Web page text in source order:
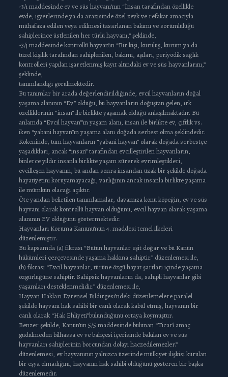
-3/ı maddesinde ev ve süs hayvanı’nın “İnsan tarafından özellikle
evde, işyerlerinde ya da arazisinde özel zevk ve refakat amacıyla
muhafaza edilen veya edilmesi tasarlanan bakımı ve sorumluluğu
sahiplerince üstlenilen her türlü hayvanı,” şeklinde,
-3/j maddesinde kontrollü hayvan’ın “Bir kişi, kuruluş, kurum ya da
tüzel kişilik tarafından sahiplenilen, bakımı, aşıları, periyodik sağlık
kontrolleri yapılan işaretlenmiş kayıt altındaki ev ve süs hayvanlarını,”
şeklinde,
tanımlandığı görülmektedir.
Bu tanımlar bir arada değerlendirildiğinde, evcil hayvanların doğal
yaşama alanının “Ev” olduğu, bu hayvanların doğuştan gelen, ırk
özelliklerinin “insan” ile birlikte yaşamak olduğu anlaşılmaktadır. Bu
anlamda “Evcil hayvan”’ın yaşam alanı, insan ile birlikte ev, çiftlik vs.
iken “yabani hayvan”ın yaşama alanı doğada serbest olma şeklindedir.
Kökeninde, tüm hayvanların “yabani hayvan” olarak doğada serbestçe
yaşadıkları, ancak “insan” tarafından evcilleştirilen hayvanların,
binlerce yıldır insanla birlikte yaşam sürerek evrimleştikleri,
evcilleşen hayvanın, bu andan sonra insandan uzak bir şekilde doğada
hayatiyetini koruyamayacağı, varlığının ancak insanla birlikte yaşama
ile mümkün olacağı açıktır.
Öte yandan belirtilen tanımlamalar, davamıza konu köpeğin, ev ve süs
hayvanı olarak kontrollü hayvan olduğunu, evcil hayvan olarak yaşama
alanının EV olduğunu göstermektedir.
Hayvanları Koruma Kanunu’nun 4. maddesi temel ilkeleri
düzenlemiştir.
Bu kapsamda (a) fıkrası “Bütün hayvanlar eşit doğar ve bu Kanun
hükümleri çerçevesinde yaşama hakkına sahiptir.” düzenlemesi ile,
(b) fıkrası “Evcil hayvanlar, türüne özgü hayat şartları içinde yaşama
özgürlüğüne sahiptir. Sahipsiz hayvanların da, sahipli hayvanlar gibi
yaşamları desteklenmelidir.” düzenlemesi ile,
Hayvan Hakları Evrensel Bildirgesi’ndeki düzenlemelere paralel
şekilde hayvanı hak sahibi bir canlı olarak kabul etmiş, hayvanın bir
canlı olarak “Hak Ehliyeti”bulunduğunu ortaya koymuştur.
Benzer şekilde, Kanun’un 5/5 maddesinde bulunan “Ticarî amaç
güdülmeden bilhassa ev ve bahçesi içerisinde bakılan ev ve süs
hayvanları sahiplerinin borcundan dolayı haczedilemezler.”
düzenlemesi, ev hayvanının yalnızca üzerinde mülkiyet ilişkisi kurulan
bir eşya olmadığını, hayvanın hak sahibi olduğunu gösteren bir başka
düzenlemedir.